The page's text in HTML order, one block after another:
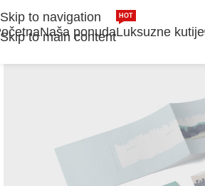
Skip to navigation
Skip to main content
Naša ponudaLuksuzne kutije
HOT